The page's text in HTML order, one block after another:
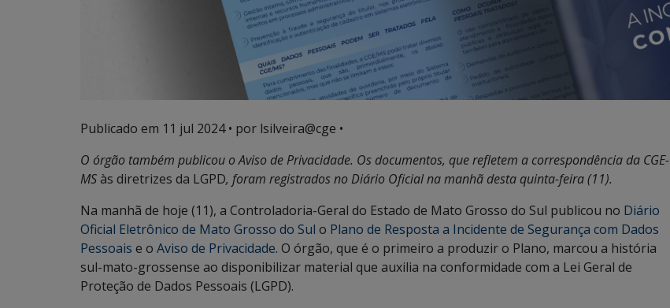
Publicado em 11 jul 2024• por lsilveira@cge •
O órgão também publicou o Aviso de Privacidade. Os documentos, que refletem a correspondência da CGE-
MSàs diretrizes da LGPD, foram registrados no Diário Oficial na manhã desta quinta-feira (11).
Na manhã de hoje (11), a Controladoria-Geral do Estado de Mato Grosso do Sul publicou no Diário
Oficial Eletrônico de Mato Grosso do Sul o Plano de Resposta a Incidente de Segurança com Dados
Pessoais e o Aviso de Privacidade. O órgão, que é o primeiro a produzir o Plano, marcou a história
sul-mato-grossense ao disponibilizar material que auxilia na conformidade com a Lei Geral de
Proteção de Dados Pessoais (LGPD).